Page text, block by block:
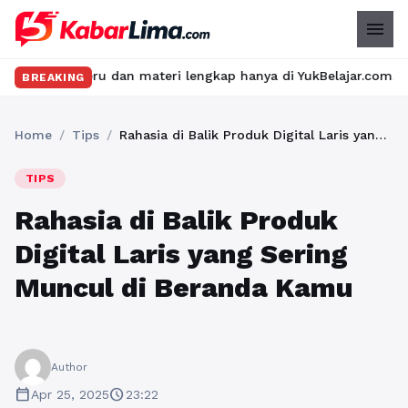
menu
BREAKING
materi lengkap hanya di YukBelajar.com. Mulai
Home / Tips / Rahasia di Balik Produk Digital Laris yang Sering Muncul di Beranda Kamu
TIPS
Rahasia di Balik Produk
Digital Laris yang Sering
Muncul di Beranda Kamu
Author
calendar_todayApr 25, 2025schedule23:22